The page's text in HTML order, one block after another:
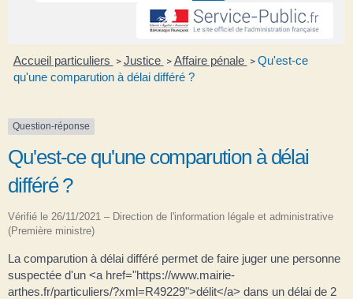
Accueil particuliers > Justice > Affaire pénale > Qu'est-ce
qu'une comparution à délai différé ?
Question-réponse
Qu'est-ce qu'une comparution à délai
différé ?
Vérifié le 26/11/2021 – Direction de l'information légale et administrative
(Première ministre)
La comparution à délai différé permet de faire juger une personne
suspectée d'un <a href="https://www.mairie-
arthes.fr/particuliers/?xml=R49229">délit</a> dans un délai de 2